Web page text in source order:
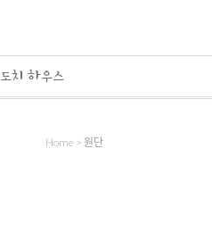
도치 하우스
Home > 원단